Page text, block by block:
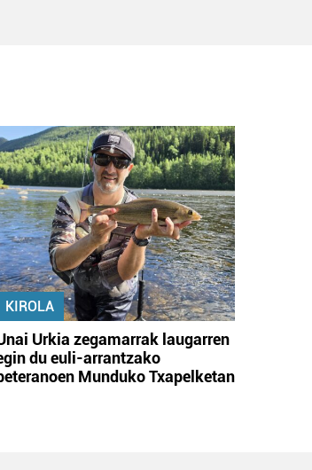
KIROLA
Urkia zegamarrak laugarren
du euli-arrantzako
Munduko Txapelketan